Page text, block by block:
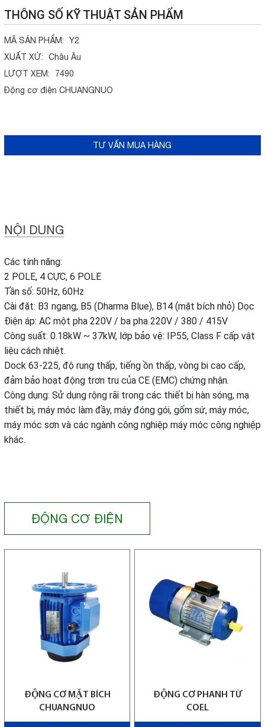
THÔNG SỐ KỸ THUẬT SẢN PHẨM
MÃ SẢN PHẨM:
Y2
XUẤT XỨ:
Châu Âu
LƯỢT XEM:
7490
Động cơ điện CHUANGNUO
TƯ VẤN MUA HÀNG
NỘI DUNG
Các tính năng:
2 POLE, 4 CỰC, 6 POLE
Tần số: 50Hz, 60Hz
Cài đặt: B3 ngang, B5 (Dharma Blue), B14 (mặt bích nhỏ) Dọc
Điện áp: AC một pha 220V / ba pha 220V / 380 / 415V
Công suất: 0.18kW ~ 37kW, lớp bảo vệ: IP55, Class F cấp vật
liệu cách nhiệt.
Dock 63-225, độ rung thấp, tiếng ồn thấp, vòng bi cao cấp,
đảm bảo hoạt động trơn tru của CE (EMC) chứng nhận.
Công dụng: Sử dụng rộng rãi trong các thiết bị hàn sóng, mạ
thiết bị, máy móc làm đầy, máy đóng gói, gốm sứ, máy móc,
máy móc sơn và các ngành công nghiệp máy móc công nghiệp
khác.
ĐỘNG CƠ ĐIỆN
ĐỘNG CƠ MẶT BÍCH
CHUANGNUO
ĐỘNG CƠ PHANH TỪ
COEL